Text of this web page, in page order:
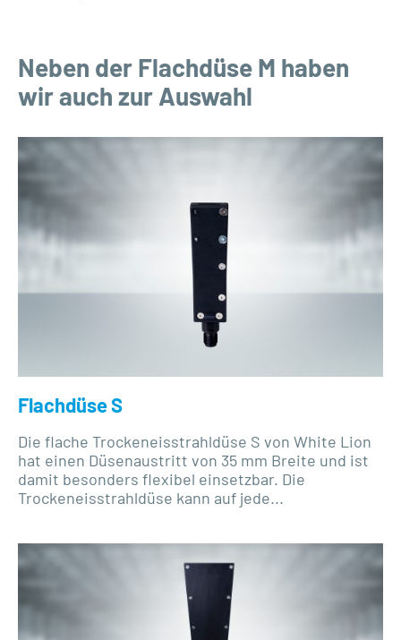
Neben der Flachdüse M haben
wir auch zur Auswahl
Flachdüse S
Die flache Trockeneisstrahldüse S von White Lion
hat einen Düsenaustritt von 35 mm Breite und ist
damit besonders flexibel einsetzbar. Die
Trockeneisstrahldüse kann auf jede...